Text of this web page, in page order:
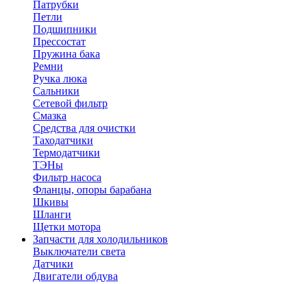
Патрубки
Петли
Подшипники
Прессостат
Пружина бака
Ремни
Ручка люка
Сальники
Сетевой фильтр
Смазка
Средства для очистки
Таходатчики
Термодатчики
ТЭНы
Фильтр насоса
Фланцы, опоры барабана
Шкивы
Шланги
Щетки мотора
Запчасти для холодильников
Выключатели света
Датчики
Двигатели обдува